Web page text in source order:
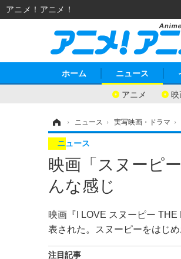
ホーム ニュース
アニメ 映
› ニュース › 実写映画・ドラマ ›
映画「スヌーピ
んな感じ
映画『I LOVE スヌーピー
表された。スヌーピーをはじ
ニュース
注目記事
アニメ！アニメ！